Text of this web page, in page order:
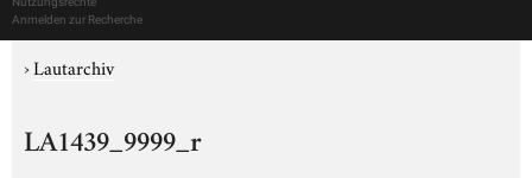
Anmelden zur Recherche
›Lautarchiv
LA1439_9999_r